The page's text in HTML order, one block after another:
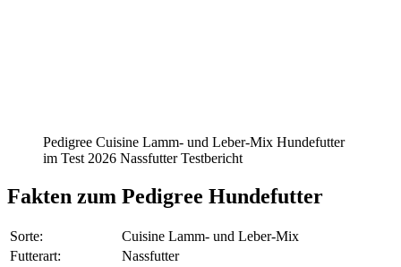
Pedigree Cuisine Lamm- und Leber-Mix Hundefutter
im Test 2026 Nassfutter Testbericht
Fakten zum Pedigree Hundefutter
Sorte:
Cuisine Lamm- und Leber-Mix
Futterart:
Nassfutter